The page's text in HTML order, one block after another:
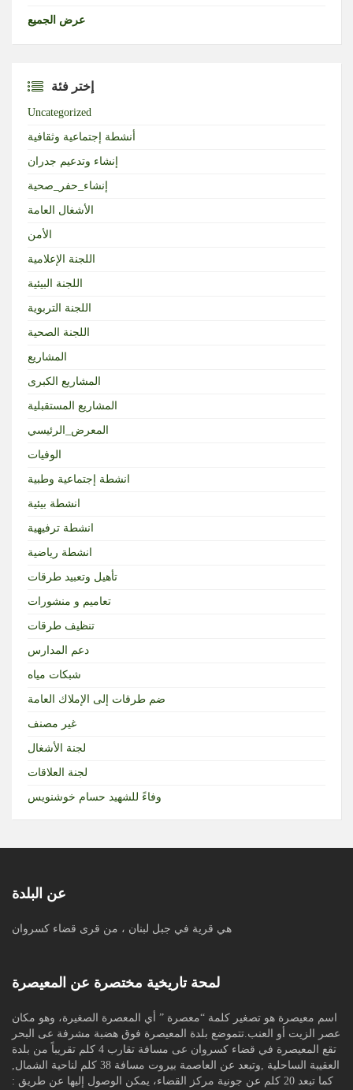
عرض الجميع
إختر فئة
Uncategorized
أنشطة إجتماعية وثقافية
إنشاء وتدعيم جدران
إنشاء_حفر_صحية
الأشغال العامة
الأمن
اللجنة الإعلامية
اللجنة البيئية
اللجنة التربوية
اللجنة الصحية
المشاريع
المشاريع الكبرى
المشاريع المستقبلية
المعرض_الرئيسي
الوفيات
انشطة إجتماعية وطبية
انشطة بيئية
انشطة ترفيهية
انشطة رياضية
تأهيل وتعبيد طرقات
تعاميم و منشورات
تنظيف طرقات
دعم المدارس
شبكات مياه
ضم طرقات إلى الإملاك العامة
غير مصنف
لجنة الأشغال
لجنة العلاقات
وفاءً للشهيد حسام خوشنويس
عن البلدة
هي قرية في جبل لبنان ، من قرى قضاء كسروان
لمحة تاريخية مختصرة عن المعيصرة
اسم معيصرة هو تصغير كلمة “معصرة ” أي المعصرة الصغيرة، وهو مكان
عصر الزيت أو العنب.تتموضع بلدة المعيصرة فوق هضبة مشرفة عى البحر
تقع المعيصرة في قضاء كسروان عى مسافة تقارب 4 كلم تقريباً من بلدة
العقيبة الساحلية ,وتبعد عن العاصمة بيروت مسافة 38 كلم لناحية الشمال,
كما تبعد 20 كلم عن جونية مركز القضاء، يمكن الوصول إليها عن طريق :